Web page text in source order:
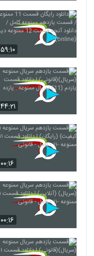
۵۹:۱۰
۴۴:۲۱
۰۰:۱۶
۰۰:۱۶